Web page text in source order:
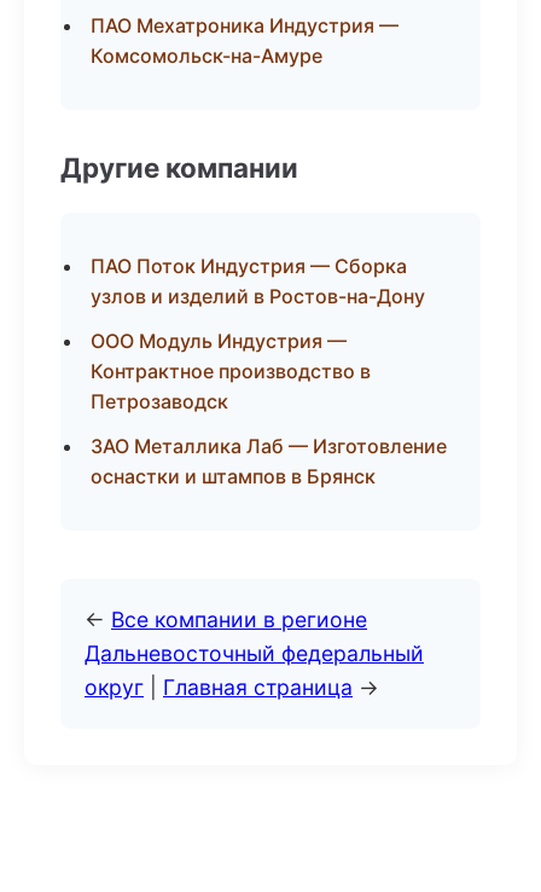
ПАО Мехатроника Индустрия —
Комсомольск-на-Амуре
Другие компании
ПАО Поток Индустрия — Сборка
узлов и изделий в Ростов-на-Дону
ООО Модуль Индустрия —
Контрактное производство в
Петрозаводск
ЗАО Металлика Лаб — Изготовление
оснастки и штампов в Брянск
← Все компании в регионе
Дальневосточный федеральный
округ
Главная страница →